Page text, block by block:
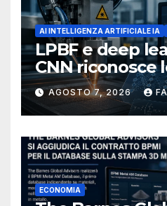
AI INTELLIGENZA ARTIFICIALE IA
LPBF e deep
CNN riconosce
del bagno di
AGOSTO 7, 2026
ECONOMIA